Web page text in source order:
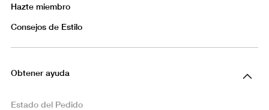
Hazte miembro
Consejos de Estilo
Obtener ayuda
Estado del Pedido